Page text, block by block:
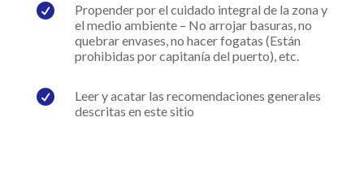

Propender por el cuidado integral de la zona y
el medio ambiente – No arrojar basuras, no
quebrar envases, no hacer fogatas (Están
prohibidas por capitanía del puerto), etc.

Leer y acatar las recomendaciones generales
descritas en este sitio